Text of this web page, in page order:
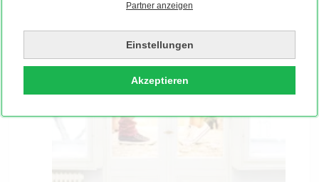
Partner anzeigen
Einstellungen
Akzeptieren